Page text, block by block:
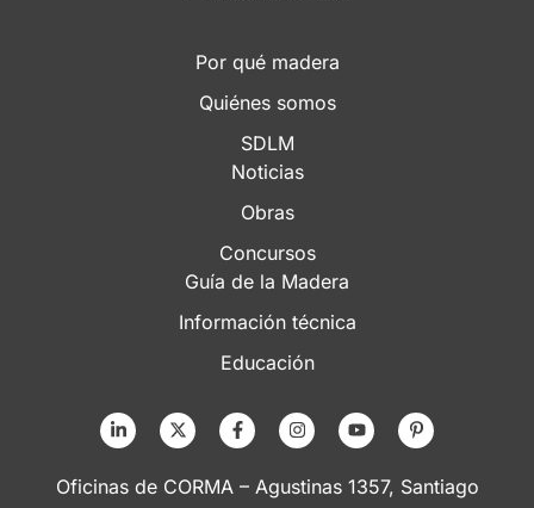
Por qué madera
Quiénes somos
SDLM
Noticias
Obras
Concursos
Guía de la Madera
Información técnica
Educación
Oficinas de CORMA – Agustinas 1357, Santiago